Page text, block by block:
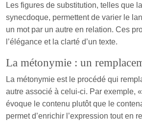
Les figures de substitution, telles que
synecdoque, permettent de varier le
un mot par un autre en relation. Ces
l’élégance et la clarté d’un texte.
La métonymie : un
La métonymie est le procédé qui
autre associé à celui-ci. Par exemple,
évoque le contenu plutôt que le
permet d’enrichir l’expression tout en